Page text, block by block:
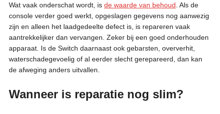
Wat vaak onderschat wordt, is de waarde van behoud . Als de
console verder goed werkt, opgeslagen gegevens nog aanwezig
zijn en alleen het laadgedeelte defect is, is repareren vaak
aantrekkelijker dan vervangen. Zeker bij een goed onderhouden
apparaat. Is de Switch daarnaast ook gebarsten, oververhit,
waterschadegevoelig of al eerder slecht gerepareerd, dan kan
de afweging anders uitvallen.
Wanneer is reparatie nog slim?